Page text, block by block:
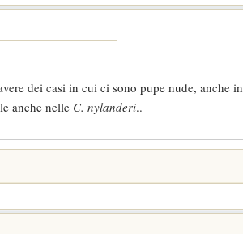
dei casi in cui ci sono pupe nude, anche in
anche nelle C. nylanderi..